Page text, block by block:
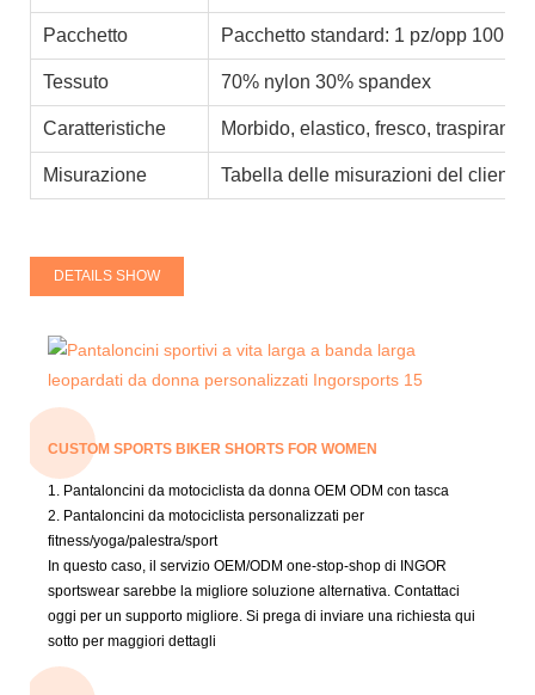
Pacchetto Pacchetto standard: 1 pz/opp 100
Tessuto 70% nylon 30% spandex
Caratteristiche Morbido, elastico, fresco,
Misurazione Tabella delle misurazioni del
DETAILS SHOW
CUSTOM SPORTS BIKER SHORTS FOR WOMEN
1. Pantaloncini da motociclista da donna OEM ODM con tasca
2. Pantaloncini da motociclista personalizzati per
fitness/yoga/palestra/sport
In questo caso, il servizio OEM/ODM one-stop-shop di INGOR
sportswear sarebbe la migliore soluzione alternativa. Contattaci
oggi per un supporto migliore. Si prega di inviare una richiesta qui
sotto per maggiori dettagli